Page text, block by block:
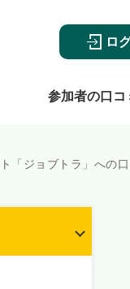
ロ
参加者の口コ
「ジョブトラ」への口